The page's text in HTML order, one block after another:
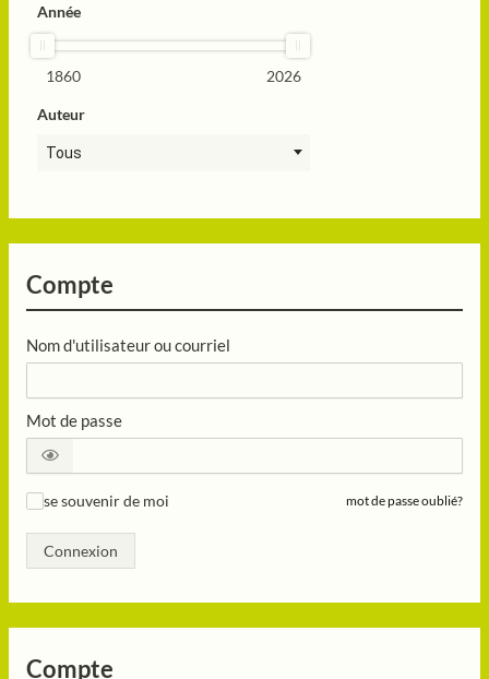
Année
1860 2026
Auteur
Tous
Compte
Nom d'utilisateur ou courriel
Mot de passe
se souvenir de moi mot de passe oublié?
Connexion
Compte